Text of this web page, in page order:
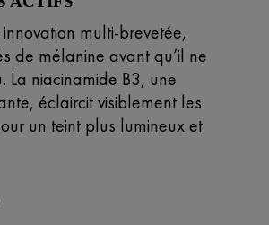
multi-brevetée,
de mélanine avant qu’il ne
La niacinamide B3, une
éclaircit visiblement les
un teint plus lumineux et